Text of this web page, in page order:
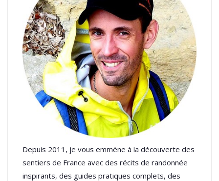
Depuis 2011, je vous emmène à la découverte des
sentiers de France avec des récits de randonnée
inspirants, des guides pratiques complets, des